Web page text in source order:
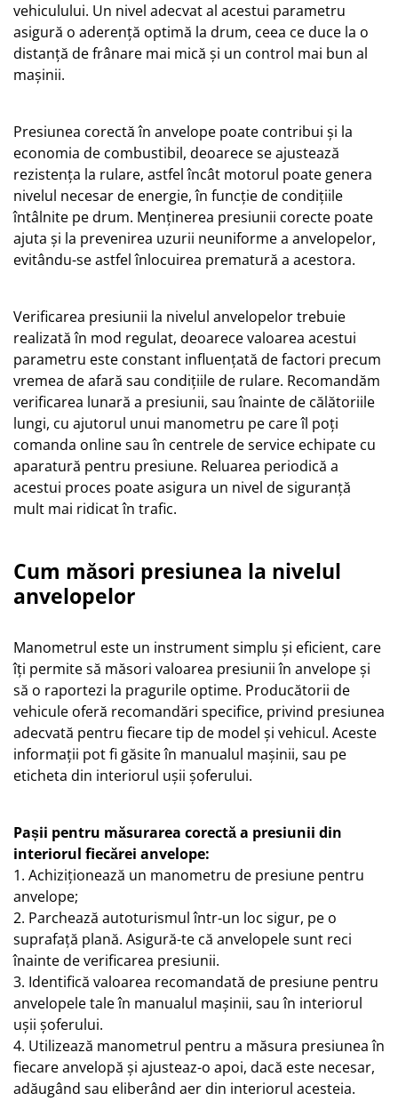
vehiculului. Un nivel adecvat al acestui parametru
asigură o aderență optimă la drum, ceea ce duce la o
distanță de frânare mai mică și un control mai bun al
mașinii.
Presiunea corectă în anvelope poate contribui și la
economia de combustibil, deoarece se ajustează
rezistența la rulare, astfel încât motorul poate genera
nivelul necesar de energie, în funcție de condițiile
întâlnite pe drum. Menținerea presiunii corecte poate
ajuta și la prevenirea uzurii neuniforme a anvelopelor,
evitându-se astfel înlocuirea prematură a acestora.
Verificarea presiunii la nivelul anvelopelor trebuie
realizată în mod regulat, deoarece valoarea acestui
parametru este constant influențată de factori precum
vremea de afară sau condițiile de rulare. Recomandăm
verificarea lunară a presiunii, sau înainte de călătoriile
lungi, cu ajutorul unui manometru pe care îl poți
comanda online sau în centrele de service echipate cu
aparatură pentru presiune. Reluarea periodică a
acestui proces poate asigura un nivel de siguranță
mult mai ridicat în trafic.
Cum măsori presiunea la nivelul
anvelopelor
Manometrul este un instrument simplu și eficient, care
îți permite să măsori valoarea presiunii în anvelope și
să o raportezi la pragurile optime. Producătorii de
vehicule oferă recomandări specifice, privind presiunea
adecvată pentru fiecare tip de model și vehicul. Aceste
informații pot fi găsite în manualul mașinii, sau pe
eticheta din interiorul ușii șoferului.
Pașii pentru măsurarea corectă a presiunii din
interiorul fiecărei anvelope:
1. Achiziționează un manometru de presiune pentru
anvelope;
2. Parchează autoturismul într-un loc sigur, pe o
suprafață plană. Asigură-te că anvelopele sunt reci
înainte de verificarea presiunii.
3. Identifică valoarea recomandată de presiune pentru
anvelopele tale în manualul mașinii, sau în interiorul
ușii șoferului.
4. Utilizează manometrul pentru a măsura presiunea în
fiecare anvelopă și ajusteaz-o apoi, dacă este necesar,
adăugând sau eliberând aer din interiorul acesteia.